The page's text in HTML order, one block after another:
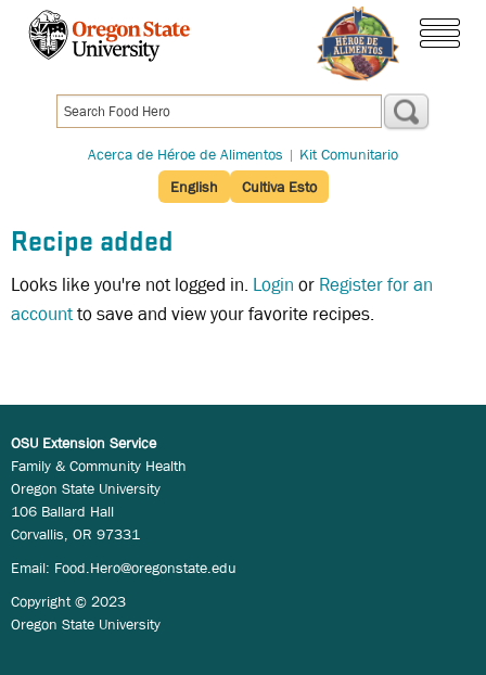
Pasar
principal
Acerca de Héroe de Alimentos | Kit Comunitario
English
Cultiva Esto
Recipe added
Looks like you're not logged in. Login or Register for an
accountto save and view your favorite recipes.
OSU Extension Service
Family & Community Health
Oregon State University
106 Ballard Hall
Corvallis, OR 97331
Email: Food.Hero@oregonstate.edu
Copyright © 2023
Oregon State University